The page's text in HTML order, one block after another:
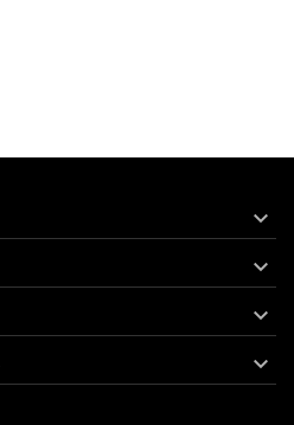



